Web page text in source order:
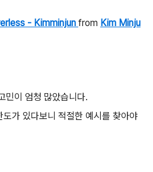
- Kimminjun from Kim Minju
민이 엄청 많았습니다.
가 있다보니 적절한 예시를 찾아야